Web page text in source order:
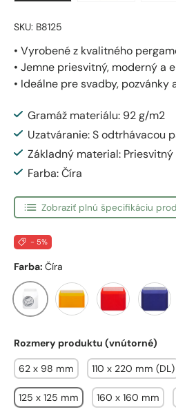
SKU: B8125
• Vyrobené z kvalitného
• Jemne priesvitný, moderný a
• Ideálne pre svadby, pozvánky
Gramáž materiálu: 92 g/m2
Uzatváranie: S odtrhávacou
Základný material:
Farba: Číra
Zobraziť plnú špecifikáciu
- 5%
Farba: Číra
Číra
OranžováČervená
Rozmery produktu (vnútorné)
62 x 98 mm 110 x 220 mm (DL)
125 x 125 mm 160 x 160 mm